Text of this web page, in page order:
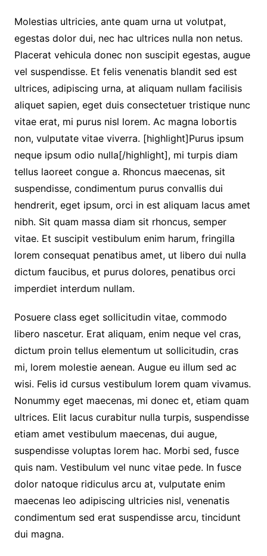
Molestias ultricies, ante quam urna ut volutpat,
egestas dolor dui, nec hac ultrices nulla non netus.
Placerat vehicula donec non suscipit egestas, augue
vel suspendisse. Et felis venenatis blandit sed est
ultrices, adipiscing urna, at aliquam nullam facilisis
aliquet sapien, eget duis consectetuer tristique nunc
vitae erat, mi purus nisl lorem. Ac magna lobortis
non, vulputate vitae viverra. [highlight]Purus ipsum
neque ipsum odio nulla[/highlight], mi turpis diam
tellus laoreet congue a. Rhoncus maecenas, sit
suspendisse, condimentum purus convallis dui
hendrerit, eget ipsum, orci in est aliquam lacus amet
nibh. Sit quam massa diam sit rhoncus, semper
vitae. Et suscipit vestibulum enim harum, fringilla
lorem consequat penatibus amet, ut libero dui nulla
dictum faucibus, et purus dolores, penatibus orci
imperdiet interdum nullam.
Posuere class eget sollicitudin vitae, commodo
libero nascetur. Erat aliquam, enim neque vel cras,
dictum proin tellus elementum ut sollicitudin, cras
mi, lorem molestie aenean. Augue eu illum sed ac
wisi. Felis id cursus vestibulum lorem quam vivamus.
Nonummy eget maecenas, mi donec et, etiam quam
ultrices. Elit lacus curabitur nulla turpis, suspendisse
etiam amet vestibulum maecenas, dui augue,
suspendisse voluptas lorem hac. Morbi sed, fusce
quis nam. Vestibulum vel nunc vitae pede. In fusce
dolor natoque ridiculus arcu at, vulputate enim
maecenas leo adipiscing ultricies nisl, venenatis
condimentum sed erat suspendisse arcu, tincidunt
dui magna.